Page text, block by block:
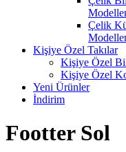
Çelik
Kişiye Özel Takılar
Kişiye Özel
Kişiye Özel
Yeni Ürünler
İndirim
Footter Sol